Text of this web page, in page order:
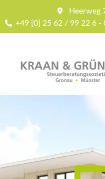
Heerweg
+49 [0] 25 62 / 99 22 6 -